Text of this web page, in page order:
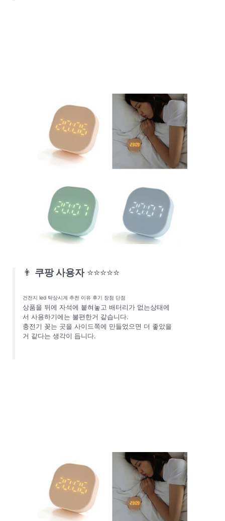
👨 쿠팡 사용자 ⭐⭐⭐⭐⭐
건전지 led 탁상시계 추천 이유 후기 장점 단점
상품을 뒤에 자석에 붙혀놓고 배터리가 없는상태에
서 사용하기에는 불편한거 같습니다.
충전기 꽂는 곳을 사이드쪽에 만들었으면 더 좋았을
거 같다는 생각이 듭니다.